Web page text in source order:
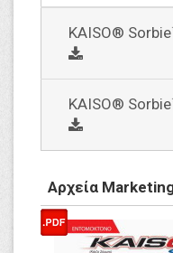
KAISO®
social
KAISO®
social
Αρχεία